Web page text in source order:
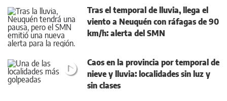
Tras el temporal de lluvia, llega el
viento a Neuquén con ráfagas de 90
km/h: alerta del SMN
Caos en la provincia por temporal de
nieve y lluvia: localidades sin luz y
sin clases